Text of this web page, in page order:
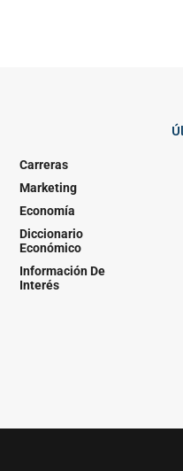
Carreras
Marketing
Economía
Diccionario
Económico
Información De
Interés